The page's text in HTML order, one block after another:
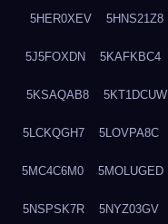
5HER0XEV 5HNS21Z8
5J5FOXDN 5KAFKBC4
5KSAQAB8 5KT1DCUW
5LCKQGH7 5LOVPA8C
5MC4C6M0 5MOLUGED
5NSPSK7R 5NYZ03GV